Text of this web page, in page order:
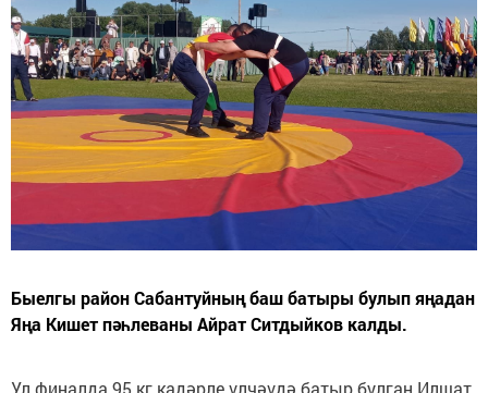
Быелгы район Сабантуйның баш батыры булып яңадан
Яңа Кишет пәһлеваны Айрат Ситдыйков калды.
Ул финалда 95 кг кадәрле үлчәүдә батыр булган Илшат